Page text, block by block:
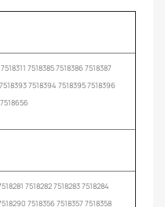
7518385 7518386 7518387
7518394 7518395 7518396
7518282 7518283 7518284
7518356 7518357 7518358